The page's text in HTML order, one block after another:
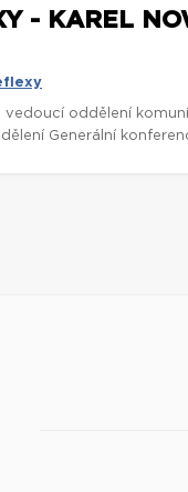
- KAREL
vedoucí oddělení
Generální